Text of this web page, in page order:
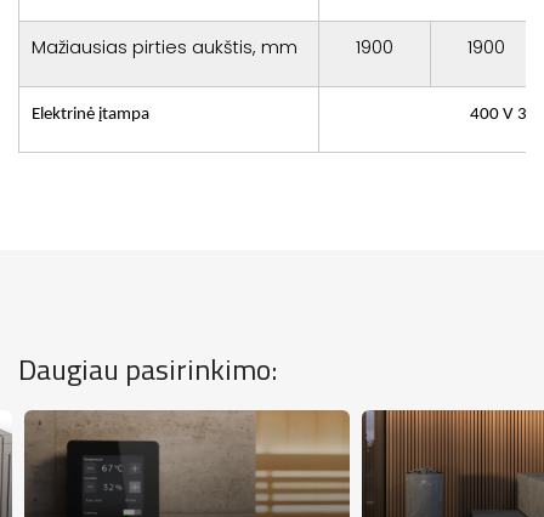
Mažiausias pirties aukštis, mm 1900 1900
Elektrinė įtampa 400 V 3N
Daugiau pasirinkimo: